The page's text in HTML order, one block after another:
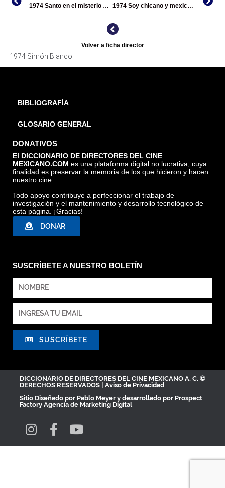
1974 Santo en el misterio de la perla negra 1974 Soy chicano y mexicano
Volver a ficha director
1974 Simón Blanco
BIBLIOGRAFÍA
GLOSARIO GENERAL
DONATIVOS
El DICCIONARIO DE DIRECTORES DEL CINE
MEXICANO.COM es una plataforma digital no lucrativa, cuya
finalidad es preservar la memoria de los que hicieron y hacen
nuestro cine.
Todo apoyo contribuye a perfeccionar el trabajo de
investigación y el mantenimiento y desarrollo tecnológico de
esta página. ¡Gracias!
DONAR
SUSCRÍBETE A NUESTRO BOLETÍN
SUSCRÍBETE
DICCIONARIO DE DIRECTORES DEL CINE MEXICANO A. C. ©
DERECHOS RESERVADOS | Aviso de Privacidad
Sitio Diseñado por Pablo Meyer y desarrollado por Prospect
Factory Agencia de Marketing Digital